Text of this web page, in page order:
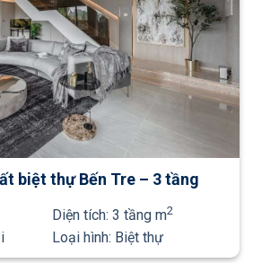
biệt thự Bến Tre – 3 tầng
Diện tích: 3 tầng m2
Loại hình: Biệt thự